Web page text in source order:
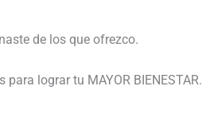
de los que ofrezco.
lograr tu MAYOR BIENESTAR.